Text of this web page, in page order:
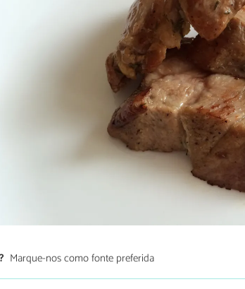
Marque-nos como fonte preferida